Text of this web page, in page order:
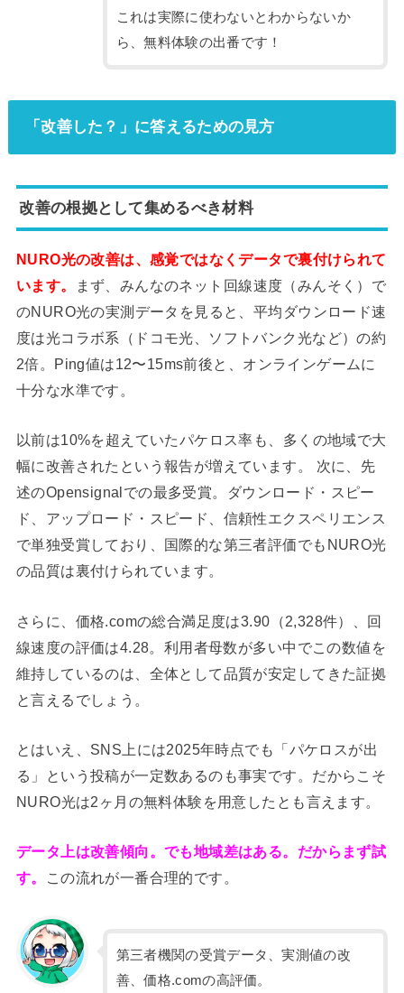
これは実際に使わないとわからないか
ら、無料体験の出番です！
「改善した？」に答えるための見方
改善の根拠として集めるべき材料
NURO光の改善は、感覚ではなくデータで裏付けられて
います。
まず、みんなのネット回線速度（みんそく）で
のNURO光の実測データを見ると、平均ダウンロード速
度は光コラボ系（ドコモ光、ソフトバンク光など）の約
2倍。Ping値は12〜15ms前後と、オンラインゲームに
十分な水準です。
以前は10%を超えていたパケロス率も、多くの地域で大
幅に改善されたという報告が増えています。 次に、先
述のOpensignalでの最多受賞。ダウンロード・スピー
ド、アップロード・スピード、信頼性エクスペリエンス
で単独受賞しており、国際的な第三者評価でもNURO光
の品質は裏付けられています。
さらに、価格.comの総合満足度は3.90（2,328件）、回
線速度の評価は4.28。利用者母数が多い中でこの数値を
維持しているのは、全体として品質が安定してきた証拠
と言えるでしょう。
とはいえ、SNS上には2025年時点でも「パケロスが出
る」という投稿が一定数あるのも事実です。だからこそ
NURO光は2ヶ月の無料体験を用意したとも言えます。
データ上は改善傾向。でも地域差はある。だからまず試
す。
この流れが一番合理的です。
第三者機関の受賞データ、実測値の改
善、価格.comの高評価。